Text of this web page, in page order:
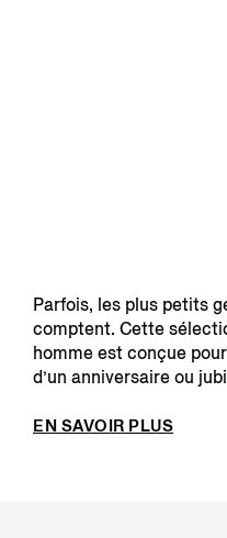
Parfois, les plus petits
comptent. Cette
homme est conçue
d’un anniversaire ou
EN SAVOIR PLUS